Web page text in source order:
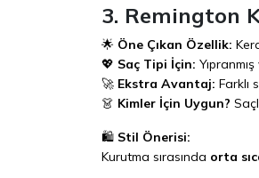
3. Remington
🌟 Öne Çıkan Özellik:
💖 Saç Tipi İçin:
🚀 Ekstra Avantaj: Farklı
👗 Kimler İçin Uygun?
🛍️ Stil Önerisi:
Kurutma sırasında orta